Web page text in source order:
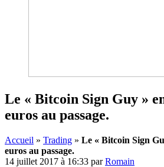
Le « Bitcoin Sign Guy »
euros au passage.
Accueil » Trading » Le « Bitcoin Sign
euros au passage.
14 juillet 2017 à 16:33 parRomain